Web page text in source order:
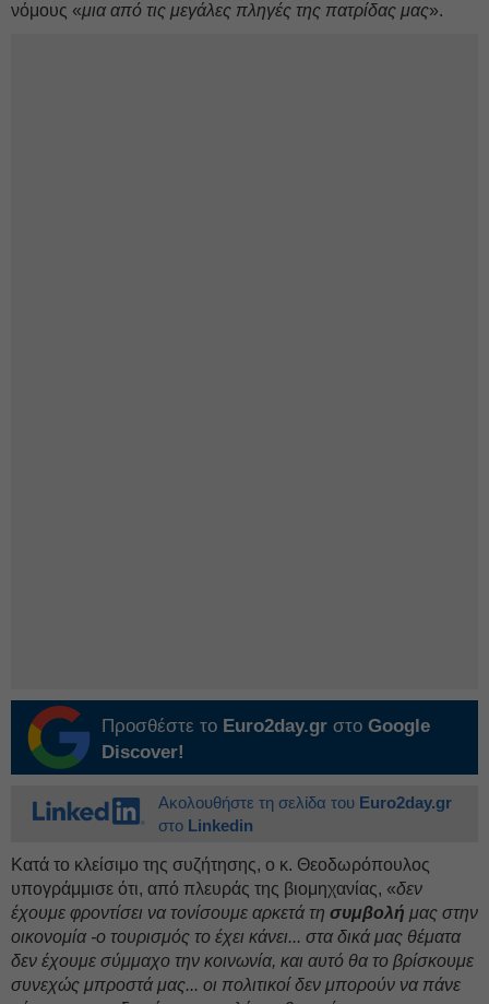
νόμους «μια από τις μεγάλες πληγές της πατρίδας μας».
Προσθέστε το Euro2day.gr στο Google
Discover!
Ακολουθήστε τη σελίδα του Euro2day.gr
στο Linkedin
Κατά το κλείσιμο της συζήτησης, ο κ. Θεοδωρόπουλος
υπογράμμισε ότι, από πλευράς της βιομηχανίας, «δεν
έχουμε φροντίσει να τονίσουμε αρκετά τη συμβολή μας στην
οικονομία -ο τουρισμός το έχει κάνει... στα δικά μας θέματα
δεν έχουμε σύμμαχο την κοινωνία, και αυτό θα το βρίσκουμε
συνεχώς μπροστά μας... οι πολιτικοί δεν μπορούν να πάνε